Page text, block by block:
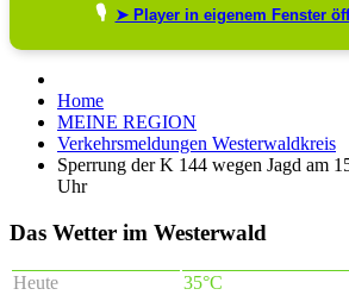
🎙️ ➤ Player in eigenem Fenster
Home
MEINE REGION
Verkehrsmeldungen Westerwaldkreis
Sperrung der K 144 wegen Jagd am
Uhr
Das Wetter im Westerwald
Heute
35°C